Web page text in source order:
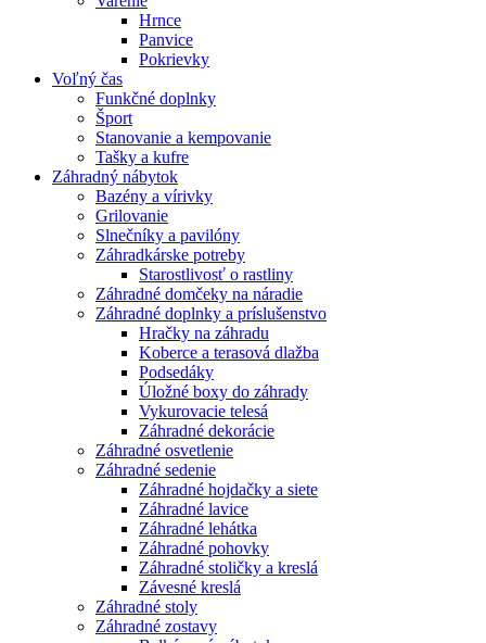
Hrnce
Panvice
Pokrievky
Voľný čas
Funkčné doplnky
Šport
Stanovanie a kempovanie
Tašky a kufre
Záhradný nábytok
Bazény a vírivky
Grilovanie
Slnečníky a pavilóny
Záhradkárske potreby
Starostlivosť o rastliny
Záhradné domčeky na náradie
Záhradné doplnky a príslušenstvo
Hračky na záhradu
Koberce a terasová dlažba
Podsedáky
Úložné boxy do záhrady
Vykurovacie telesá
Záhradné dekorácie
Záhradné osvetlenie
Záhradné sedenie
Záhradné hojdačky a siete
Záhradné lavice
Záhradné lehátka
Záhradné pohovky
Záhradné stoličky a kreslá
Závesné kreslá
Záhradné stoly
Záhradné zostavy